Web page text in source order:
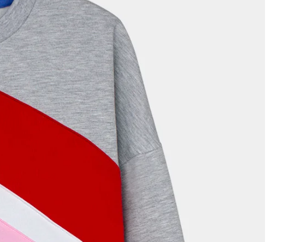
¿Se puede devolver una prenda?
Por supuesto, se pueden devolver los artículos que
no hayan sido usados, en perfecto estado, con su
correspondiente factura y embalaje original.
Reembolsaremos el importe total del artículo del
mismo modo en que hiciste el pago. Sigue las
instrucciones de devolución que se encuentran en la
política de cambios y devoluciones al final de nuestra
página web.
¿Por qué es una buena idea comprar una prenda de
Porqué garantizamos que con su producción, no ha
sido explotada ninguna persona, ni se ha
contaminado el planeta. Porqué las prendas son de
alta calidad, hechas artesanalmente y como no
siguen tendencias, son prendas atemporales que
nunca pasarán de moda. Porqué comprando en
Festela apoyas el comercio justo y el Slow Fashion y
después de saber todo esto, es imposible sentirse
mal por darse un capricho de vez en cuando.